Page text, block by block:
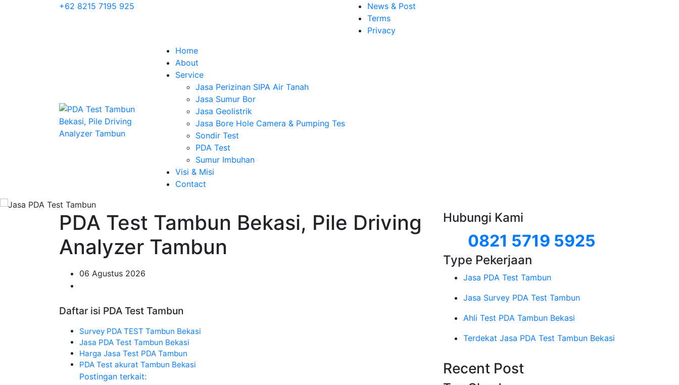
+62 8215 7195 925
News & Post
Terms
Privacy
Home
About
Service
Jasa Perizinan SIPA Air Tanah
Jasa Sumur Bor
Jasa Geolistrik
Jasa Bore Hole Camera & Pumping Tes
Sondir Test
PDA Test
Sumur Imbuhan
Visi & Misi
Contact
PDA Test Tambun Bekasi, Pile Driving
Analyzer Tambun
06 Agustus 2026
Daftar isi PDA Test Tambun
Survey PDA TEST Tambun Bekasi
Jasa PDA Test Tambun Bekasi
Harga Jasa Test PDA Tambun
PDA Test akurat Tambun Bekasi
Postingan terkait:
Hubungi Kami
0821 5719 5925
Type Pekerjaan
Jasa PDA Test Tambun
Jasa Survey PDA Test Tambun
Ahli Test PDA Tambun Bekasi
Terdekat Jasa PDA Test Tambun Bekasi
Recent Post